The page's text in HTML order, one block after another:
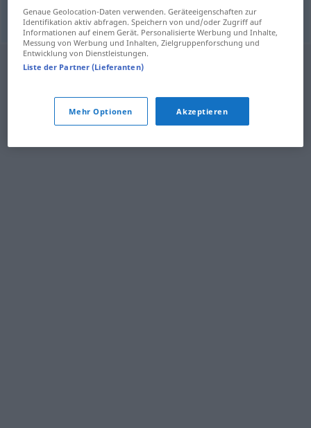
Genaue Geolocation-Daten verwenden. Geräteeigenschaften zur
Identifikation aktiv abfragen. Speichern von und/oder Zugriff auf
Informationen auf einem Gerät. Personalisierte Werbung und Inhalte,
Messung von Werbung und Inhalten, Zielgruppenforschung und
Entwicklung von Dienstleistungen.
Liste der Partner (Lieferanten)
Mehr Optionen Akzeptieren